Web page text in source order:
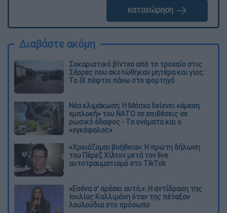
καταχώρηση
Διαβάστε ακόμη
Σοκαριστικό βίντεο από το τροχαίο στις
Σέρρες που σκοτώθηκαν μητέρα και γιος:
Το ΙΧ πέφτει πάνω στο φορτηγό
Νέα κλιμάκωση: Η Μόσχα δείχνει «άμεση
εμπλοκή» του ΝΑΤΟ σε επιθέσεις σε
ρωσικό έδαφος - Τα ονόματα και ο
«εγκέφαλος»
«Χρειάζομαι βοήθεια»: Η πρώτη δήλωση
του Πέρεζ Χίλτον μετά τον live
αυτοτραυματισμό στο TikTok
«Εσένα σ’ αρέσει αυτό;»: Η αντίδραση της
Ιουλίας Καλλιμάνη όταν της πέταξαν
λουλούδια στο πρόσωπο